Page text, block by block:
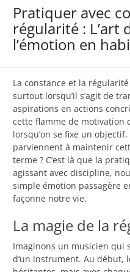
Pratiquer avec
régularité : L’art
l’émotion en
La constance et la
surtout lorsqu’il s’agit de
aspirations en actions
cette flamme de motivation
lorsqu’on se fixe un
parviennent à maintenir
terme ? C’est là que la
agissant avec discipline,
simple émotion passagère
façonne notre vie.
La magie de la
Imaginons un musicien qui
d’un instrument. Au début,